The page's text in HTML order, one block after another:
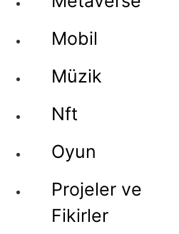
Mobil
Müzik
Nft
Oyun
Projeler ve
Fikirler